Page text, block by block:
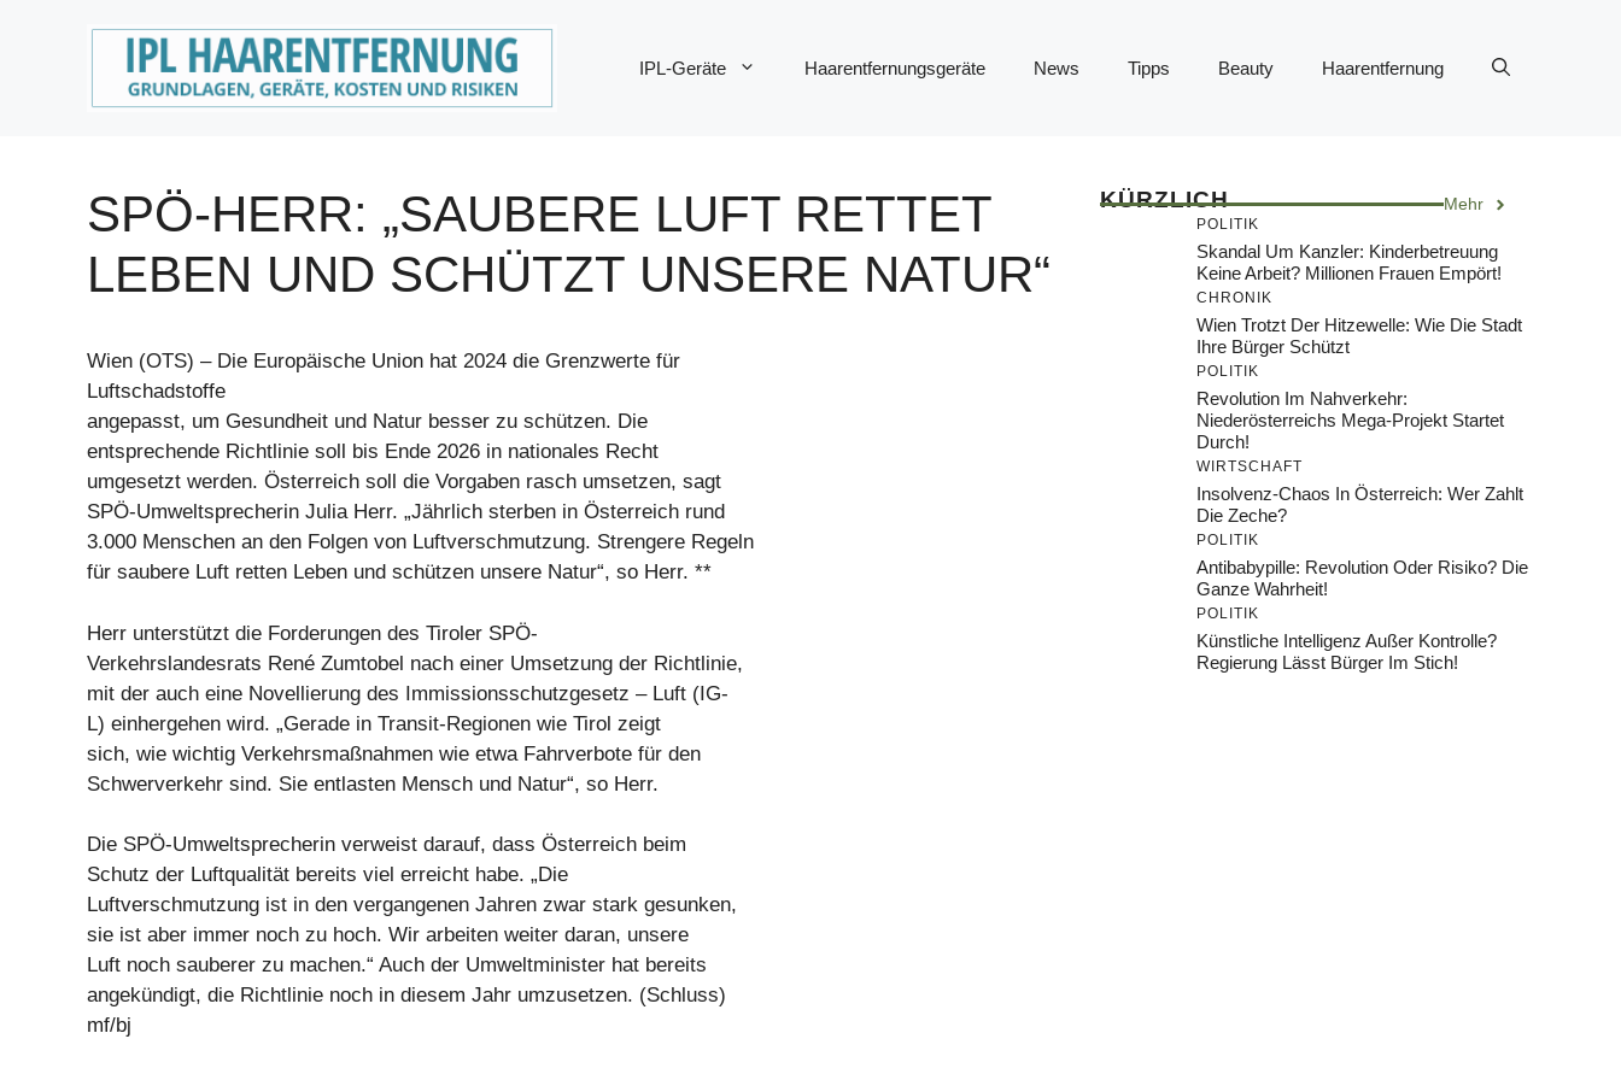
IPL-Geräte Haarentfernungsgeräte News Tipps Beauty Haarentfernung
SPÖ-HERR: „SAUBERE LUFT RETTET
LEBEN UND SCHÜTZT UNSERE NATUR“
Wien (OTS) – Die Europäische Union hat 2024 die Grenzwerte für
Luftschadstoffe
angepasst, um Gesundheit und Natur besser zu schützen. Die
entsprechende Richtlinie soll bis Ende 2026 in nationales Recht
umgesetzt werden. Österreich soll die Vorgaben rasch umsetzen, sagt
SPÖ-Umweltsprecherin Julia Herr. „Jährlich sterben in Österreich rund
3.000 Menschen an den Folgen von Luftverschmutzung. Strengere Regeln
für saubere Luft retten Leben und schützen unsere Natur“, so Herr. **
Herr unterstützt die Forderungen des Tiroler SPÖ-
Verkehrslandesrats René Zumtobel nach einer Umsetzung der Richtlinie,
mit der auch eine Novellierung des Immissionsschutzgesetz – Luft (IG-
L) einhergehen wird. „Gerade in Transit-Regionen wie Tirol zeigt
sich, wie wichtig Verkehrsmaßnahmen wie etwa Fahrverbote für den
Schwerverkehr sind. Sie entlasten Mensch und Natur“, so Herr.
Die SPÖ-Umweltsprecherin verweist darauf, dass Österreich beim
Schutz der Luftqualität bereits viel erreicht habe. „Die
Luftverschmutzung ist in den vergangenen Jahren zwar stark gesunken,
sie ist aber immer noch zu hoch. Wir arbeiten weiter daran, unsere
Luft noch sauberer zu machen.“ Auch der Umweltminister hat bereits
angekündigt, die Richtlinie noch in diesem Jahr umzusetzen. (Schluss)
mf/bj
KÜRZLICH Mehr
POLITIK
Skandal Um Kanzler: Kinderbetreuung
Keine Arbeit? Millionen Frauen Empört!
CHRONIK
Wien Trotzt Der Hitzewelle: Wie Die Stadt
Ihre Bürger Schützt
POLITIK
Revolution Im Nahverkehr:
Niederösterreichs Mega-Projekt Startet
Durch!
WIRTSCHAFT
Insolvenz-Chaos In Österreich: Wer Zahlt
Die Zeche?
POLITIK
Antibabypille: Revolution Oder Risiko? Die
Ganze Wahrheit!
POLITIK
Künstliche Intelligenz Außer Kontrolle?
Regierung Lässt Bürger Im Stich!